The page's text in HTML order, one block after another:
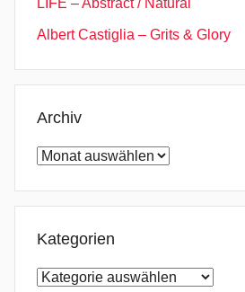
LIFE – Abstract / Natural
Albert Castiglia – Grits & Glory
Archiv
Archiv
Kategorien
Kategorien